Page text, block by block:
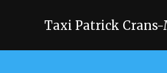
Taxi Patrick